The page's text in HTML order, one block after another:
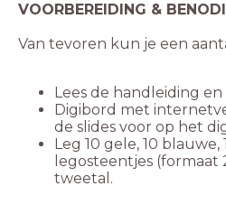
VOORBEREIDING &
Lees de handleiding
Digibord met
de slides voor op het
Leg 10 gele, 10
legosteentjes (formaat
tweetal.